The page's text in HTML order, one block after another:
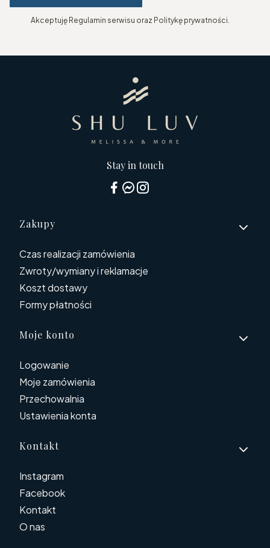
Akceptuję Regulamin serwisu oraz Politykę prywatności.
Stay in touch
Linki w stopce
Zakupy
Czas realizacji zamówienia
Zwroty/wymiany i reklamacje
Koszt dostawy
Formy płatności
Moje konto
Logowanie
Moje zamówienia
Przechowalnia
Ustawienia konta
Kontakt
Instagram
Facebook
Kontakt
O nas